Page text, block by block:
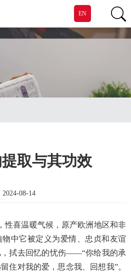
EN
取与其功效
08-14
喜温暖气候，原产欧洲地区和非
中它被定义为爱情、忠贞和友谊
，拭去回忆的忧伤——“你给我的承
住对我的爱，思念我、回想我”。